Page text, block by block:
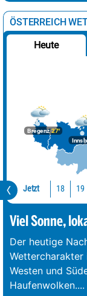
ÖSTERREICH
Heute
Bregenz27°
Jetzt 18 19
Viel Sonne,
Der heutige
Wettercharakter
Westen und
Haufenwolken....